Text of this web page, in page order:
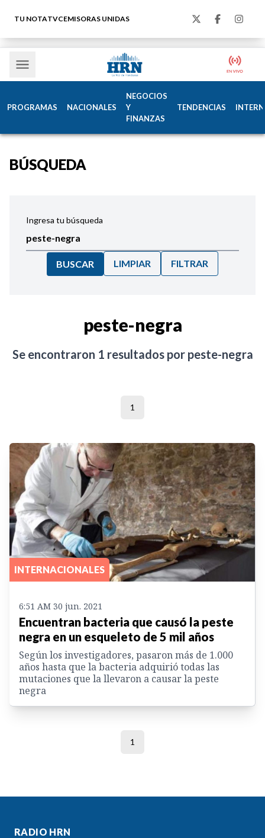
TU NOTATVCEMISORAS UNIDAS
PROGRAMAS NACIONALES
NEGOCIOS
Y
FINANZAS
TENDENCIAS
BÚSQUEDA
Ingresa tu búsqueda
BUSCAR LIMPIAR FILTRAR
peste-negra
Se encontraron 1 resultados por peste-negra
1
INTERNACIONALES
6:51 AM 30 jun. 2021
Encuentran bacteria que causó la peste
negra en un esqueleto de 5 mil años
Según los investigadores, pasaron más de 1.000
años hasta que la bacteria adquirió todas las
mutaciones que la llevaron a causar la peste
negra
1
RADIO HRN